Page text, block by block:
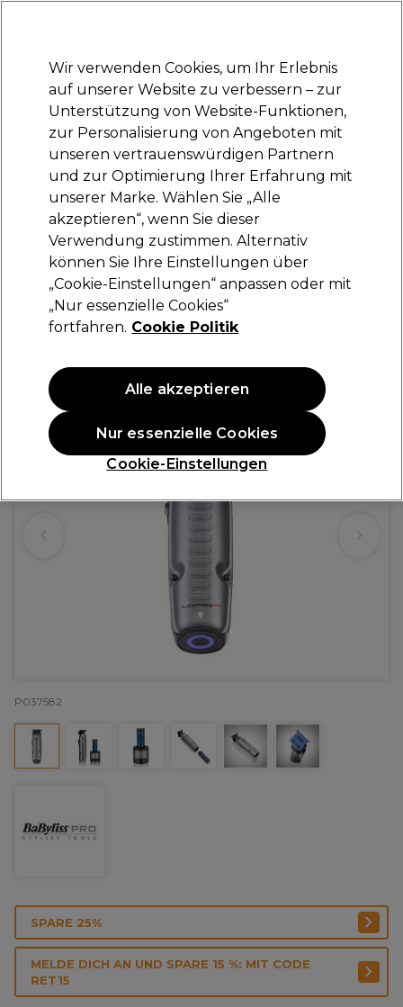
Anmelden
Marken Deals Haare Elektrogeräte Saloneinrichtung
Lieferung und Lieferzeiten
– mehr erfahren
BaByliss PRO
BaByliss PRO Fxone Lo-Pro Trimmer-Grau
FX729E
152,96 €203,95 €
ANGEBOT
P037582
SPARE 25%
MELDE DICH AN UND SPARE 15 %: MIT CODE
RET15
Wir verwenden Cookies, um Ihr Erlebnis
auf unserer Website zu verbessern – zur
Unterstützung von Website-Funktionen,
zur Personalisierung von Angeboten mit
unseren vertrauenswürdigen Partnern
und zur Optimierung Ihrer Erfahrung mit
unserer Marke. Wählen Sie „Alle
akzeptieren“, wenn Sie dieser
Verwendung zustimmen. Alternativ
können Sie Ihre Einstellungen über
„Cookie-Einstellungen“ anpassen oder mit
„Nur essenzielle Cookies“
fortfahren. Cookie Politik
Cookie-Einstellungen
Nur essenzielle Cookies
Alle akzeptieren